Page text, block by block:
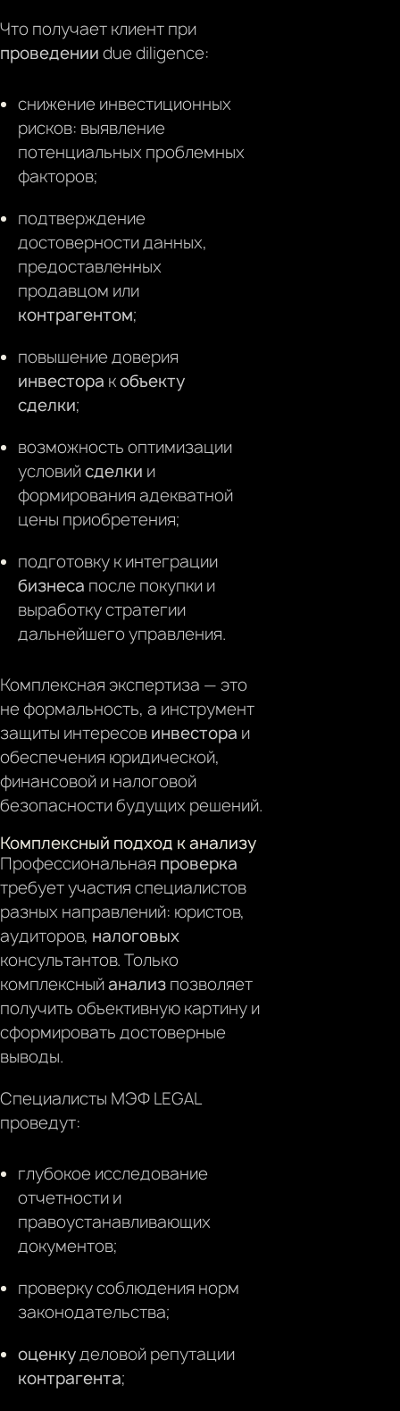
Что получает клиент при
проведении due diligence:
снижение инвестиционных
рисков: выявление
потенциальных проблемных
факторов;
подтверждение
достоверности данных,
предоставленных
продавцом или
контрагентом;
повышение доверия
инвестора кобъекту
сделки;
возможность оптимизации
условийсделки и
формирования адекватной
цены приобретения;
подготовку к интеграции
бизнеса после покупки и
выработку стратегии
дальнейшего управления.
Комплексная экспертиза — это
не формальность, а инструмент
защиты интересов инвестора и
обеспечения юридической,
финансовой и налоговой
безопасности будущих решений.
Комплексный подход к анализу
Профессиональная проверка
требует участия специалистов
разных направлений: юристов,
аудиторов, налоговых
консультантов. Только
комплексныйанализ позволяет
получить объективную картину и
сформировать достоверные
выводы.
Специалисты МЭФ LEGAL
проведут:
глубокое исследование
отчетности и
правоустанавливающих
документов;
проверку соблюдения норм
законодательства;
оценкуделовой репутации
контрагента;